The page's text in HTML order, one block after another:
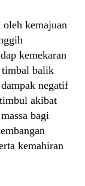
oleh kemajuan
kemekaran
timbal balik
negatif
akibat
bagi
kemahiran